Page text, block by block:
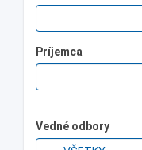
Príjemca
Vedné odbory